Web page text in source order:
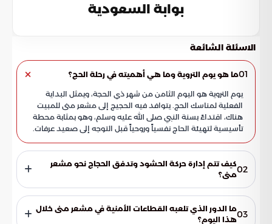
بوابة السعودية
الاسئلة الشائعة
01ما هو يوم التروية وما هي أهميته في رحلة الحج؟
يوم التروية هو اليوم الثامن من شهر ذي الحجة، ويمثل البداية
الفعلية لمناسك الحج. يتوافد فيه الحجيج إلى مشعر منى للمبيت
هناك، اقتداءً بسنة النبي صلى الله عليه وسلم، وهو بمثابة محطة
تأسيسية لتهيئة الحاج نفسياً وروحياً قبل التوجه إلى صعيد عرفات.
02كيف تتم إدارة حركة الحشود وتدفق الحجاج نحو مشعر
منى؟
تعتمد إدارة الحشود على منظومة تنظيمية متطورة وخطط
لوجستية دقيقة. تشرف الكوادر الأمنية المتخصصة على توجيه
حركة المشاة والحافلات عبر مسارات رئيسية وفرعية لضمان التدفق03ما الدور الذي تلعبه القطاعات الأمنية في مشعر منى خلال
هذا اليوم؟